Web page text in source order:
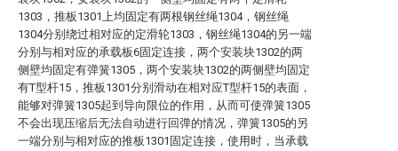
1303，推板1301上均固定有两根钢丝绳1304，钢丝绳
1304分别绕过相对应的定滑轮1303，钢丝绳1304的另一端
分别与相对应的承载板6固定连接，两个安装块1302的两
侧壁均固定有弹簧1305，两个安装块1302的两侧壁均固定
有T型杆15，推板1301分别滑动在相对应T型杆15的表面，
能够对弹簧1305起到导向限位的作用，从而可使弹簧1305
不会出现压缩后无法自动进行回弹的情况，弹簧1305的另
一端分别与相对应的推板1301固定连接，使用时，当承载